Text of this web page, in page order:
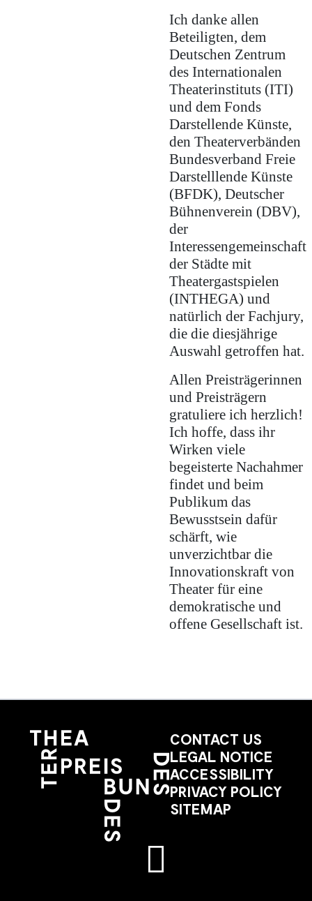
Ich danke allen
Beteiligten, dem
Deutschen Zentrum
des Internationalen
Theaterinstituts (ITI)
und dem Fonds
Darstellende Künste,
den Theaterverbänden
Bundesverband Freie
Darstelllende Künste
(BFDK), Deutscher
Bühnenverein (DBV),
der
Interessengemeinschaft
der Städte mit
Theatergastspielen
(INTHEGA) und
natürlich der Fachjury,
die die diesjährige
Auswahl getroffen hat.
Allen Preisträgerinnen
und Preisträgern
gratuliere ich herzlich!
Ich hoffe, dass ihr
Wirken viele
begeisterte Nachahmer
findet und beim
Publikum das
Bewusstsein dafür
schärft, wie
unverzichtbar die
Innovationskraft von
Theater für eine
demokratische und
offene Gesellschaft ist.
CONTACT US
LEGAL NOTICE
ACCESSIBILITY
PRIVACY POLICY
SITEMAP